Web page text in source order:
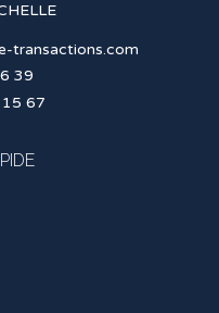
transactions.com
39
67